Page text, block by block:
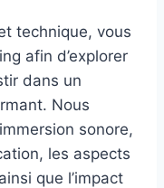
technique, vous
afin d’explorer
dans un
Nous
sonore,
les aspects
que l’impact